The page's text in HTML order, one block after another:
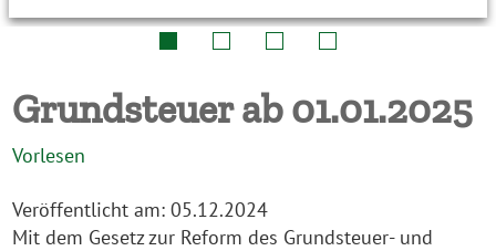
Grundsteuer ab 01.01.2025
Vorlesen
Veröffentlicht am: 05.12.2024
Mit dem Gesetz zur Reform des Grundsteuer- und